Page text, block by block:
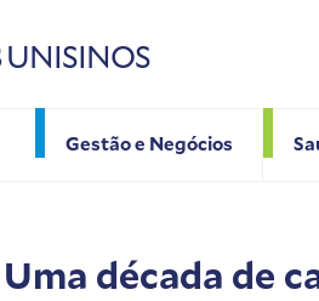
UNISINOS
Gestão e Negócios
Uma década de